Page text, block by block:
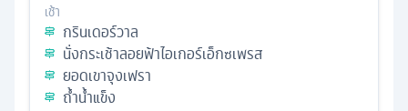
เช้า
กรินเดอร์วาล
นั่งกระเช้าลอยฟ้าไอเกอร์เอ็กซเพรส
ยอดเขาจุงเฟรา
ถ้ำน้ำแข็ง